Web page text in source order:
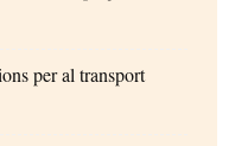
per al transport